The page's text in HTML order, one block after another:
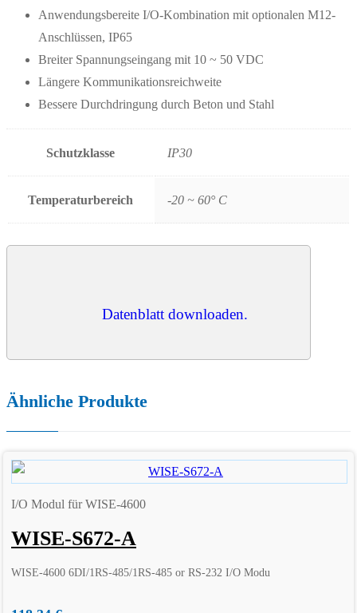
Anwendungsbereite I/O-Kombination mit optionalen M12-
Anschlüssen, IP65
Breiter Spannungseingang mit 10 ~ 50 VDC
Längere Kommunikationsreichweite
Bessere Durchdringung durch Beton und Stahl
Schutzklasse IP30
Temperaturbereich -20 ~ 60° C
Datenblatt downloaden.
Ähnliche Produkte
I/O Modul für WISE-4600
WISE-S672-A
WISE-4600 6DI/1RS-485/1RS-485 or RS-232 I/O Modu